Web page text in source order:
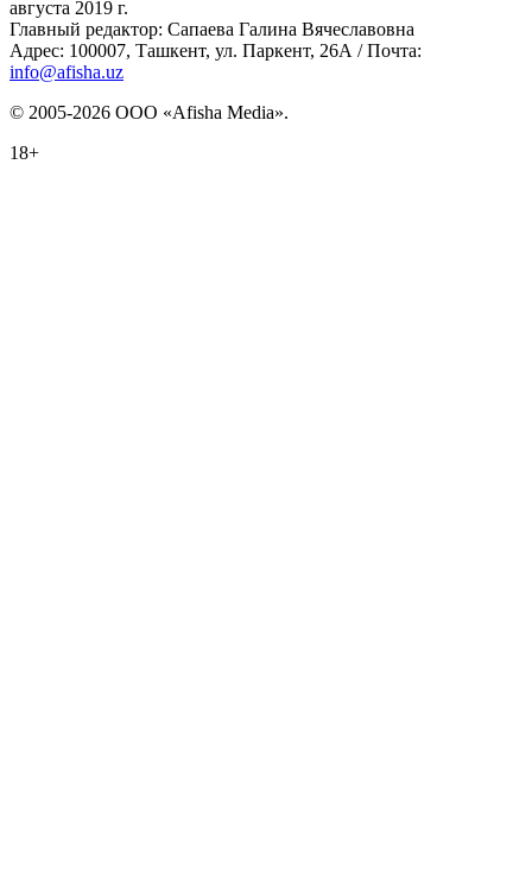
августа 2019 г.
Главный редактор: Сапаева Галина Вячеславовна
Адрес: 100007, Ташкент, ул. Паркент, 26А / Почта:
info@afisha.uz
© 2005-2026 ООО «Afisha Media».
18+